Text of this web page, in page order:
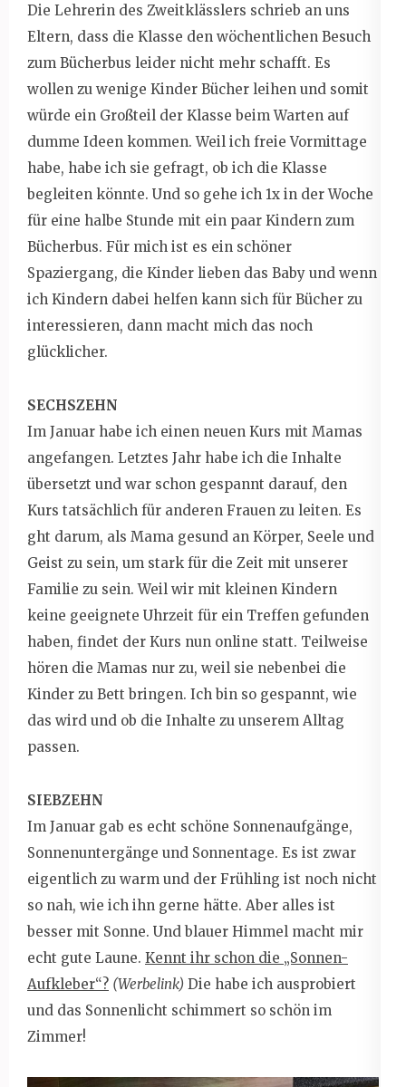
Die Lehrerin des Zweitklässlers schrieb an uns
Eltern, dass die Klasse den wöchentlichen Besuch
zum Bücherbus leider nicht mehr schafft. Es
wollen zu wenige Kinder Bücher leihen und somit
würde ein Großteil der Klasse beim Warten auf
dumme Ideen kommen. Weil ich freie Vormittage
habe, habe ich sie gefragt, ob ich die Klasse
begleiten könnte. Und so gehe ich 1x in der Woche
für eine halbe Stunde mit ein paar Kindern zum
Bücherbus. Für mich ist es ein schöner
Spaziergang, die Kinder lieben das Baby und wenn
ich Kindern dabei helfen kann sich für Bücher zu
interessieren, dann macht mich das noch
glücklicher.
SECHSZEHN
Im Januar habe ich einen neuen Kurs mit Mamas
angefangen. Letztes Jahr habe ich die Inhalte
übersetzt und war schon gespannt darauf, den
Kurs tatsächlich für anderen Frauen zu leiten. Es
ght darum, als Mama gesund an Körper, Seele und
Geist zu sein, um stark für die Zeit mit unserer
Familie zu sein. Weil wir mit kleinen Kindern
keine geeignete Uhrzeit für ein Treffen gefunden
haben, findet der Kurs nun online statt. Teilweise
hören die Mamas nur zu, weil sie nebenbei die
Kinder zu Bett bringen. Ich bin so gespannt, wie
das wird und ob die Inhalte zu unserem Alltag
passen.
SIEBZEHN
Im Januar gab es echt schöne Sonnenaufgänge,
Sonnenuntergänge und Sonnentage. Es ist zwar
eigentlich zu warm und der Frühling ist noch nicht
so nah, wie ich ihn gerne hätte. Aber alles ist
besser mit Sonne. Und blauer Himmel macht mir
echt gute Laune. Kennt ihr schon die „Sonnen-
Aufkleber“? (Werbelink) Die habe ich ausprobiert
und das Sonnenlicht schimmert so schön im
Zimmer!